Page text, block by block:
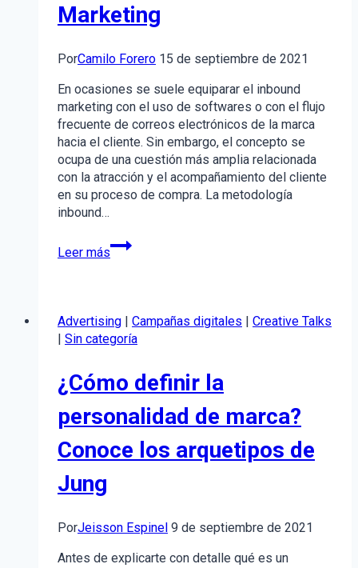
Marketing
PorCamilo Forero 15 de septiembre de 2021
En ocasiones se suele equiparar el inbound
marketing con el uso de softwares o con el flujo
frecuente de correos electrónicos de la marca
hacia el cliente. Sin embargo, el concepto se
ocupa de una cuestión más amplia relacionada
con la atracción y el acompañamiento del cliente
en su proceso de compra. La metodología
inbound…
Leer más
5
estrategias
generación
de
en
Marketing
Advertising | Campañas digitales | Creative Talks
| Sin categoría
¿Cómo definir la
personalidad de marca?
Conoce los arquetipos de
Jung
PorJeisson Espinel 9 de septiembre de 2021
Antes de explicarte con detalle qué es un